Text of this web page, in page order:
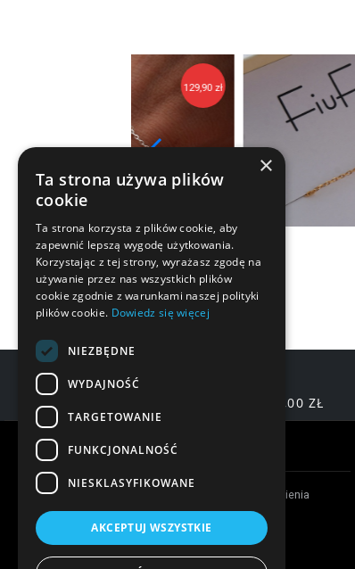
DARMOWA DOSTAWA OD 200,00 ZŁ
Czas realizacji zamówienia
Formy płatności
×
Ta strona używa plików
cookie
Ta strona korzysta z plików cookie, aby
zapewnić lepszą wygodę użytkowania.
Korzystając z tej strony, wyrażasz zgodę na
używanie przez nas wszystkich plików
cookie zgodnie z warunkami naszej polityki
plików cookie. Dowiedz się więcej
NIEZBĘDNE
WYDAJNOŚĆ
TARGETOWANIE
FUNKCJONALNOŚĆ
NIESKLASYFIKOWANE
AKCEPTUJ WSZYSTKIE